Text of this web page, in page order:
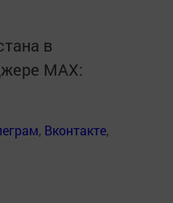
в
MАХ:
, Вконтакте,